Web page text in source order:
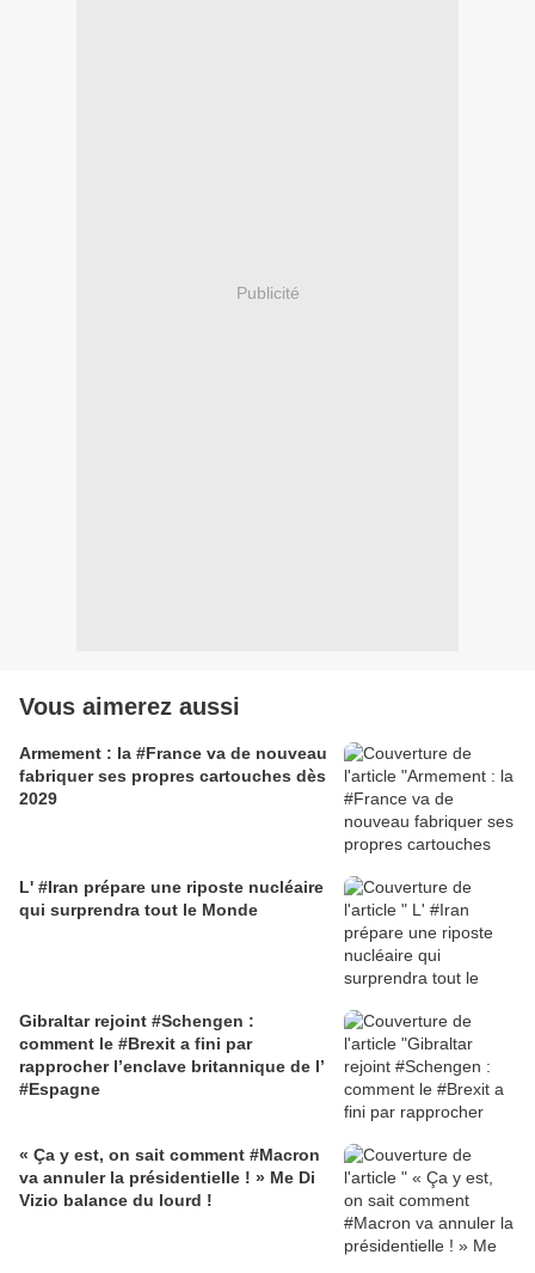
Publicité
Vous aimerez aussi
Armement : la #France va de nouveau
fabriquer ses propres cartouches dès
2029
L' #Iran prépare une riposte nucléaire
qui surprendra tout le Monde
Gibraltar rejoint #Schengen :
comment le #Brexit a fini par
rapprocher l’enclave britannique de l’
#Espagne
« Ça y est, on sait comment #Macron
va annuler la présidentielle ! » Me Di
Vizio balance du lourd !